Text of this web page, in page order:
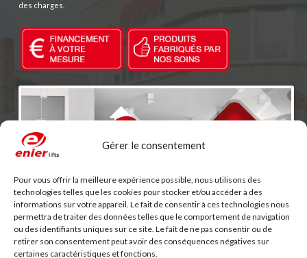
Gérer le consentement
Pour vous offrir la meilleure expérience possible, nous utilisons des
technologies telles que les cookies pour stocker et/ou accéder à des
informations sur votre appareil. Le fait de consentir à ces technologies nous
permettra de traiter des données telles que le comportement de navigation
ou des identifiants uniques sur ce site. Le fait de ne pas consentir ou de
retirer son consentement peut avoir des conséquences négatives sur
certaines caractéristiques et fonctions.
des charges.
habilitar este contenido